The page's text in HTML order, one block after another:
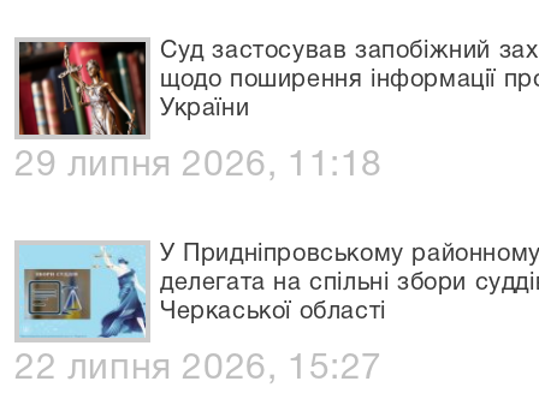
Суд застосував запобіжний
щодо поширення інформації
України
29 липня 2026, 11:18
У Придніпровському
делегата на спільні збори
Черкаської області
22 липня 2026, 15:27